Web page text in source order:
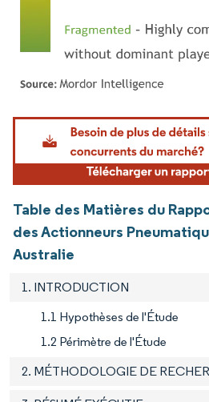
Image © Mordor Intelligence. La réutilisation
Table des Matières du
des Actionneurs
Australie
1. INTRODUCTION
1.1 Hypothèses de l'Étude
1.2 Périmètre de l'Étude
2. MÉTHODOLOGIE DE